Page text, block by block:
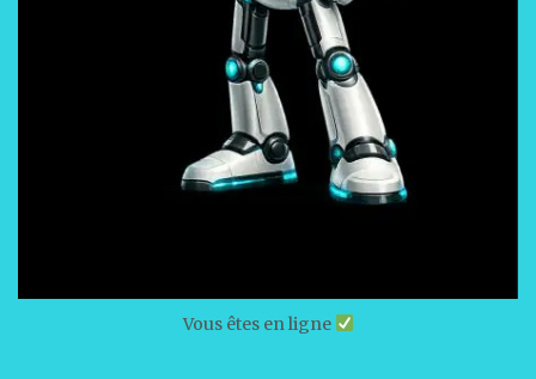
Vous êtes en ligne